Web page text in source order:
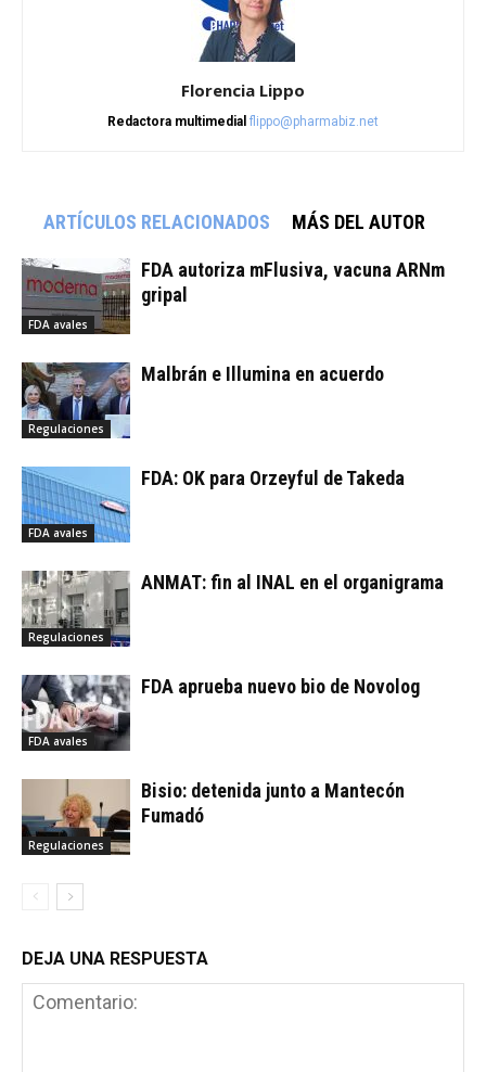
Florencia Lippo
Redactora multimedial flippo@pharmabiz.net
ARTÍCULOS RELACIONADOS MÁS DEL AUTOR
FDA avales
FDA autoriza mFlusiva, vacuna ARNm
gripal
Regulaciones
Malbrán e Illumina en acuerdo
FDA avales
FDA: OK para Orzeyful de Takeda
Regulaciones
ANMAT: fin al INAL en el organigrama
FDA avales
FDA aprueba nuevo bio de Novolog
Regulaciones
Bisio: detenida junto a Mantecón
Fumadó
DEJA UNA RESPUESTA